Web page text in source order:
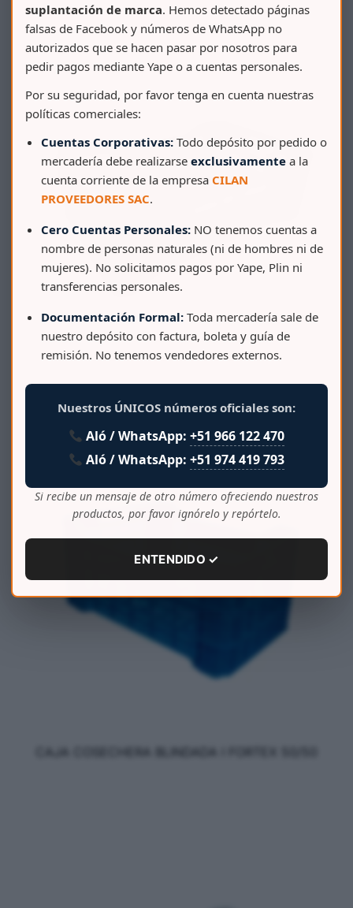
suplantación de marca. Hemos detectado páginas
falsas de Facebook y números de WhatsApp no
autorizados que se hacen pasar por nosotros para
pedir pagos mediante Yape o a cuentas personales.
Por su seguridad, por favor tenga en cuenta nuestras
políticas comerciales:
Cuentas Corporativas: Todo depósito por pedido o
mercadería debe realizarse exclusivamente a la
cuenta corriente de la empresa CILAN
PROVEEDORES SAC.
Cero Cuentas Personales: NO tenemos cuentas a
nombre de personas naturales (ni de hombres ni de
mujeres). No solicitamos pagos por Yape, Plin ni
transferencias personales.
Documentación Formal: Toda mercadería sale de
nuestro depósito con factura, boleta y guía de
remisión. No tenemos vendedores externos.
Nuestros ÚNICOS números oficiales son:
Aló / WhatsApp:+51 966 122 470
Aló / WhatsApp:+51 974 419 793
Si recibe un mensaje de otro número ofreciendo nuestros
productos, por favor ignórelo y repórtelo.
ENTENDIDO ✓